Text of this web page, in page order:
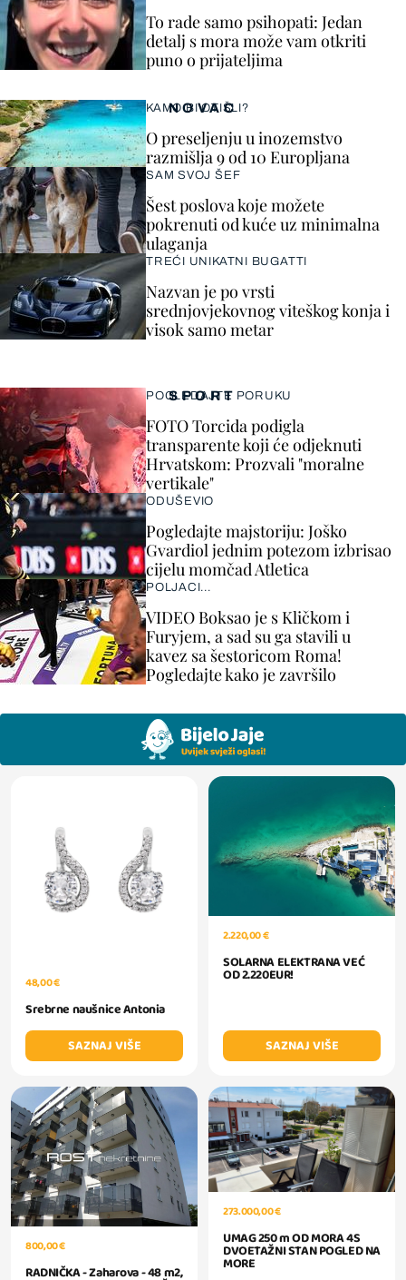
To rade samo psihopati: Jedan
detalj s mora može vam otkriti
puno o prijateljima
SPORT
POGLEDAJTE PORUKU
FOTO Torcida podigla
transparente koji će odjeknuti
Hrvatskom: Prozvali "moralne
vertikale"
ODUŠEVIO
Pogledajte majstoriju: Joško
Gvardiol jednim potezom izbrisao
cijelu momčad Atletica
POLJACI...
VIDEO Boksao je s Kličkom i
Furyjem, a sad su ga stavili u
kavez sa šestoricom Roma!
Pogledajte kako je završilo
NOVAC
KAMO BI OTIŠLI?
O preseljenju u inozemstvo
razmišlja 9 od 10 Europljana
SAM SVOJ ŠEF
Šest poslova koje možete
pokrenuti od kuće uz minimalna
ulaganja
TREĆI UNIKATNI BUGATTI
Nazvan je po vrsti
srednjovjekovnog viteškog konja i
visok samo metar
48,00 €
Srebrne naušnice Antonia
SAZNAJ VIŠE
2.220,00 €
SOLARNA ELEKTRANA VEĆ
OD 2.220EUR!
SAZNAJ VIŠE
800,00 €
RADNIČKA - Zaharova - 48 m2,
273.000,00 €
UMAG 250 m OD MORA 4S
DVOETAŽNI STAN POGLED NA
MORE